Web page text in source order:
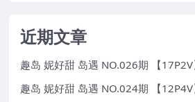
近期文章
趣岛 妮好甜 岛遇 NO.026期 【
趣岛 妮好甜 岛遇 NO.024期 【